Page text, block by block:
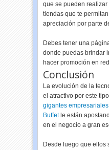
que se pueden realizar
tiendas que te
apreciación por parte
Debes tener una
donde puedas brindar
hacer promoción en
Conclusión
La evolución de la
el atractivo por este
gigantes
Buffetle están
en el negocio a gran
Desde luego que ellos